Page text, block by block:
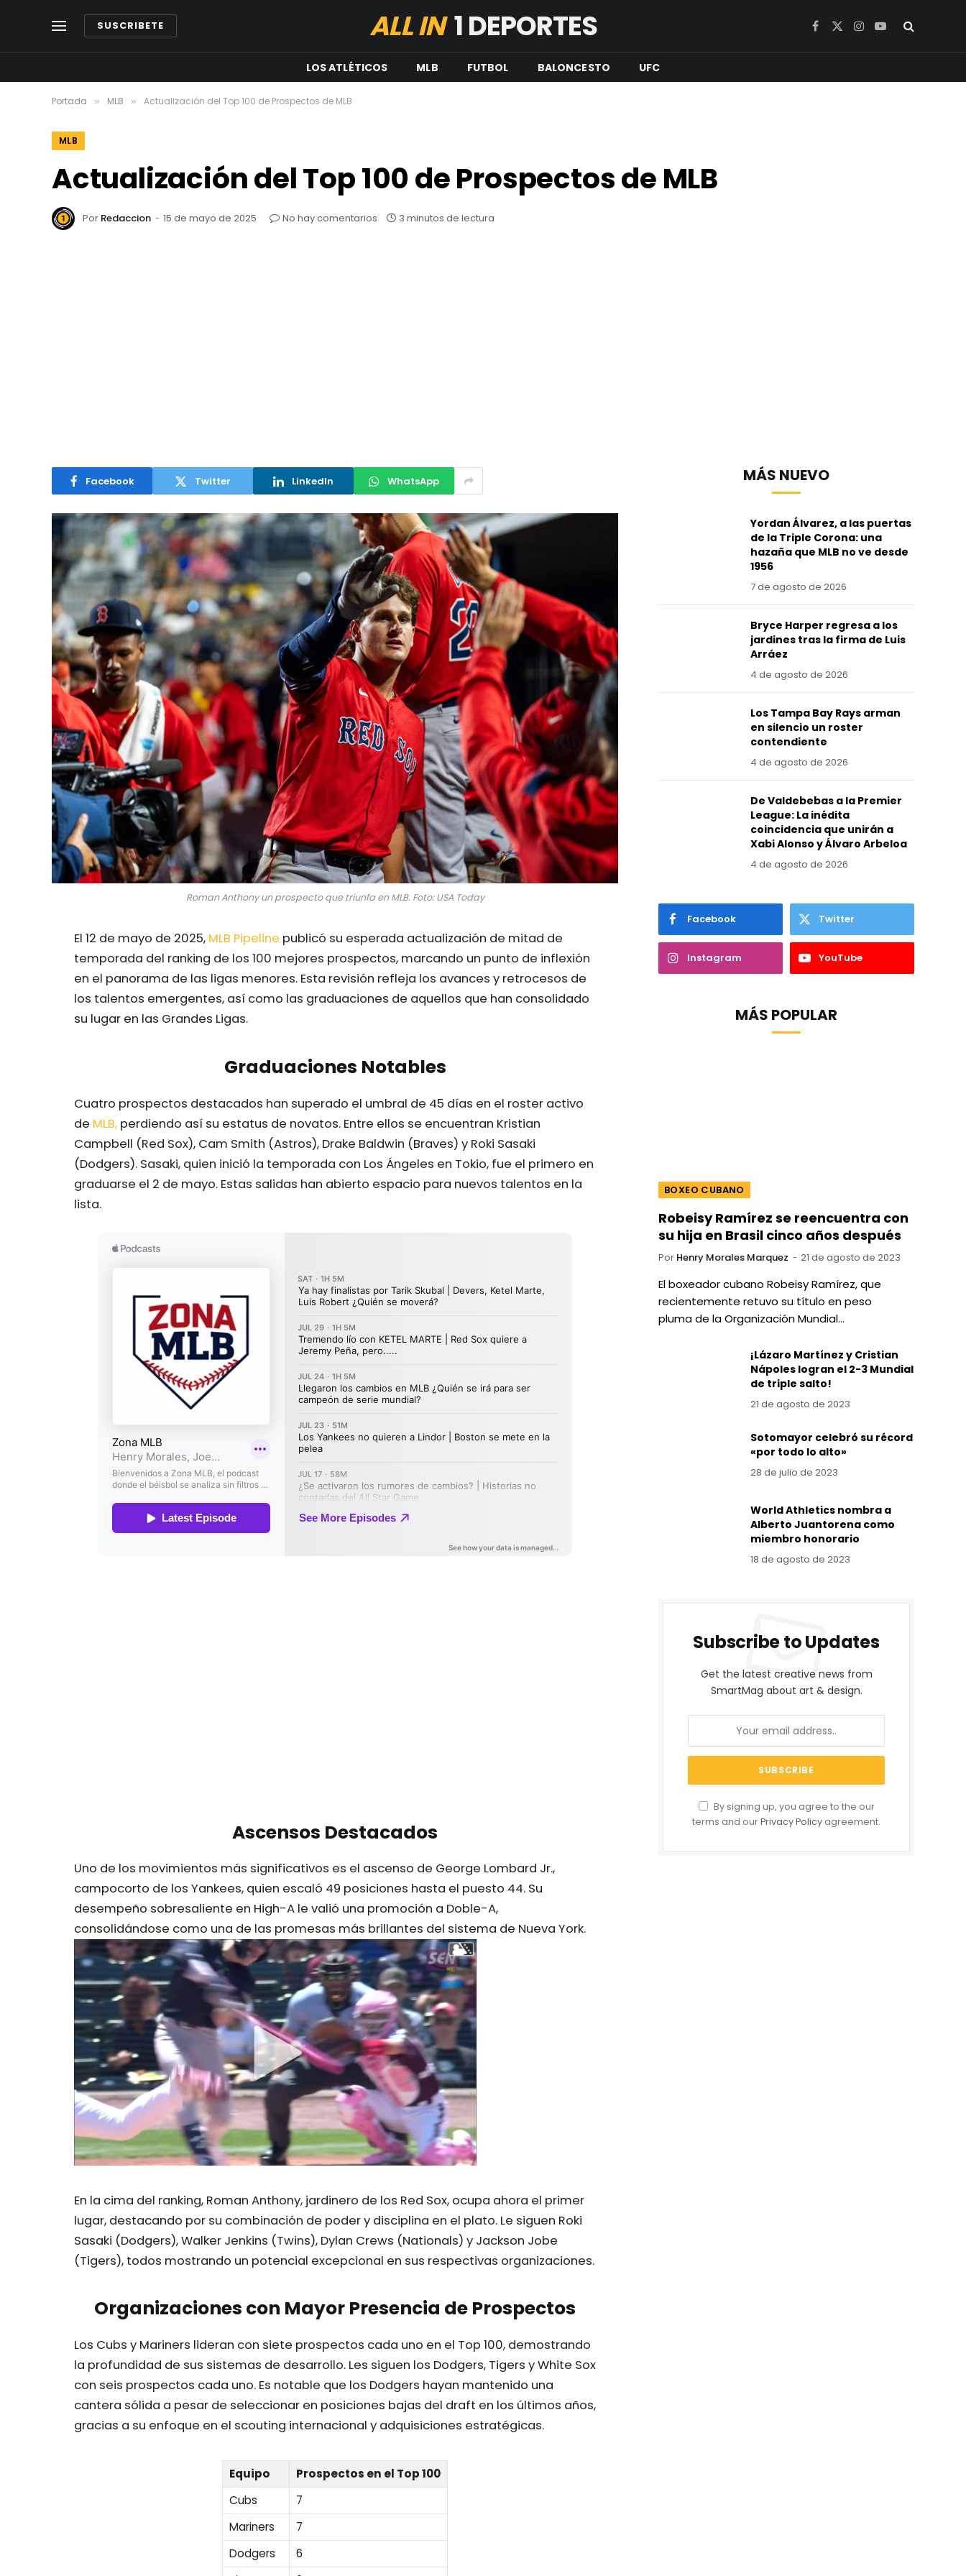
SUSCRIBETE ALL IN1 DEPORTES Facebook
X
Instagram
YouTube
LOS ATLÉTICOS MLB FUTBOL BALONCESTO UFC
Portada » MLB » Actualización del Top 100 de Prospectos de MLB
MLB
Actualización del Top 100 de Prospectos de MLB
Por Redaccion 15 de mayo de 2025 No hay comentarios 3 minutos de lectura
Facebook Twitter LinkedIn WhatsApp
Roman Anthony un prospecto que triunfa en MLB. Foto: USA Today
El 12 de mayo de 2025, MLB Pipeline publicó su esperada actualización de mitad de
temporada del ranking de los 100 mejores prospectos, marcando un punto de inflexión
en el panorama de las ligas menores. Esta revisión refleja los avances y retrocesos de
los talentos emergentes, así como las graduaciones de aquellos que han consolidado
su lugar en las Grandes Ligas.
Graduaciones Notables
Cuatro prospectos destacados han superado el umbral de 45 días en el roster activo
de MLB, perdiendo así su estatus de novatos. Entre ellos se encuentran Kristian
Campbell (Red Sox), Cam Smith (Astros), Drake Baldwin (Braves) y Roki Sasaki
(Dodgers). Sasaki, quien inició la temporada con Los Ángeles en Tokio, fue el primero en
graduarse el 2 de mayo. Estas salidas han abierto espacio para nuevos talentos en la
lista.
Ascensos Destacados
Uno de los movimientos más significativos es el ascenso de George Lombard Jr.,
campocorto de los Yankees, quien escaló 49 posiciones hasta el puesto 44. Su
desempeño sobresaliente en High-A le valió una promoción a Doble-A,
consolidándose como una de las promesas más brillantes del sistema de Nueva York.
En la cima del ranking, Roman Anthony, jardinero de los Red Sox, ocupa ahora el primer
lugar, destacando por su combinación de poder y disciplina en el plato. Le siguen Roki
Sasaki (Dodgers), Walker Jenkins (Twins), Dylan Crews (Nationals) y Jackson Jobe
(Tigers), todos mostrando un potencial excepcional en sus respectivas organizaciones.
Organizaciones con Mayor Presencia de Prospectos
Los Cubs y Mariners lideran con siete prospectos cada uno en el Top 100, demostrando
la profundidad de sus sistemas de desarrollo. Les siguen los Dodgers, Tigers y White Sox
con seis prospectos cada uno. Es notable que los Dodgers hayan mantenido una
cantera sólida a pesar de seleccionar en posiciones bajas del draft en los últimos años,
gracias a su enfoque en el scouting internacional y adquisiciones estratégicas.
Equipo
Prospectos en el Top 100
Cubs
7
Mariners
7
Dodgers
6
MÁS NUEVO
Yordan Álvarez, a las puertas
de la Triple Corona: una
hazaña que MLB no ve desde
1956
7 de agosto de 2026
Bryce Harper regresa a los
jardines tras la firma de Luis
Arráez
4 de agosto de 2026
Los Tampa Bay Rays arman
en silencio un roster
contendiente
4 de agosto de 2026
De Valdebebas a la Premier
League: La inédita
coincidencia que unirán a
Xabi Alonso y Álvaro Arbeloa
4 de agosto de 2026
Facebook Twitter
Instagram YouTube
MÁS POPULAR
BOXEO CUBANO
Robeisy Ramírez se reencuentra con
su hija en Brasil cinco años después
Por Henry Morales Marquez 21 de agosto de 2023
El boxeador cubano Robeisy Ramírez, que
recientemente retuvo su título en peso
pluma de la Organización Mundial…
¡Lázaro Martínez y Cristian
Nápoles logran el 2-3 Mundial
de triple salto!
21 de agosto de 2023
Sotomayor celebró su récord
«por todo lo alto»
28 de julio de 2023
World Athletics nombra a
Alberto Juantorena como
miembro honorario
18 de agosto de 2023
Subscribe to Updates
Get the latest creative news from
SmartMag about art & design.
By signing up, you agree to the our
terms and ourPrivacy Policy agreement.